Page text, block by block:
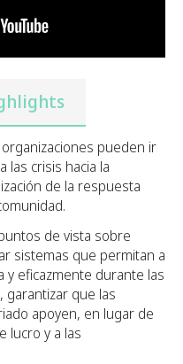
pueden ir
las crisis hacia la
de la respuesta
de vista sobre
sistemas que permitan a
eficazmente durante las
garantizar que las
apoyen, en lugar de
lucro y a las